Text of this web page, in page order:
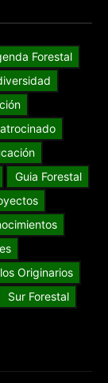
Forestal
Guia Forestal
Originarios
Sur Forestal